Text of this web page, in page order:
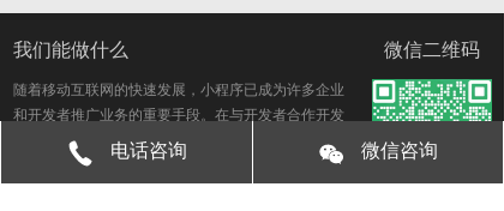
我们能做什么
随着移动互联网的快速发展，小程序已成为许多企业
和开发者推广业务的重要手段。在与开发者合作开发
小程序时，签署开发协议是必不可少的环节。然而，
对于非法知识产权和商业风险的存在，签署协议前需
微信二维码
电话咨询 微信咨询